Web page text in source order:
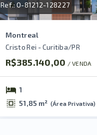
Ref.:O-81212-128227
Montreal
Cristo Rei - Curitiba/PR
R$385.140,00 / VENDA
1
51,85 m² (Área Privativa)